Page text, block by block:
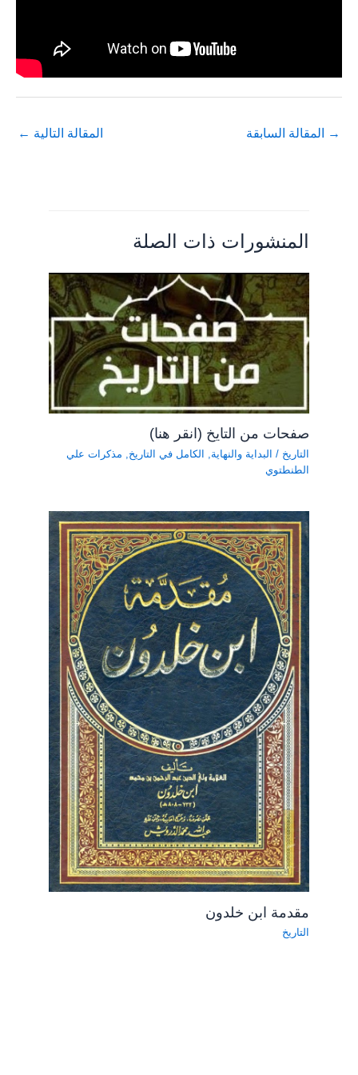
→ المقالة السابقة المقالة التالية ←
المنشورات ذات الصلة
صفحات من التايخ (انقر هنا)
التاريخ / البداية والنهاية الكامل في التاريخ
مذكرات علي
الطنطتوي
مقدمة ابن خلدون
التاريخ